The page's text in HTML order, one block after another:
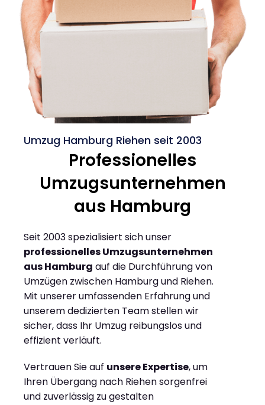
Umzug Hamburg Riehen seit 2003
Professionelles
Umzugsunternehmen
aus Hamburg
Seit 2003 spezialisiert sich unser
professionelles Umzugsunternehmen
aus Hamburg auf die Durchführung von
Umzügen zwischen Hamburg und Riehen.
Mit unserer umfassenden Erfahrung und
unserem dedizierten Team stellen wir
sicher, dass Ihr Umzug reibungslos und
effizient verläuft.
Vertrauen Sie auf unsere Expertise, um
Ihren Übergang nach Riehen sorgenfrei
und zuverlässig zu gestalten